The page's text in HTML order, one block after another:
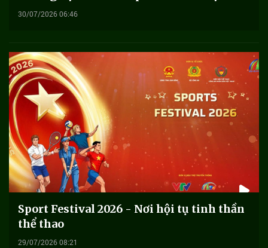
30/07/2026 06:46
Sport Festival 2026 - Nơi hội tụ tinh thần
thể thao
29/07/2026 08:21